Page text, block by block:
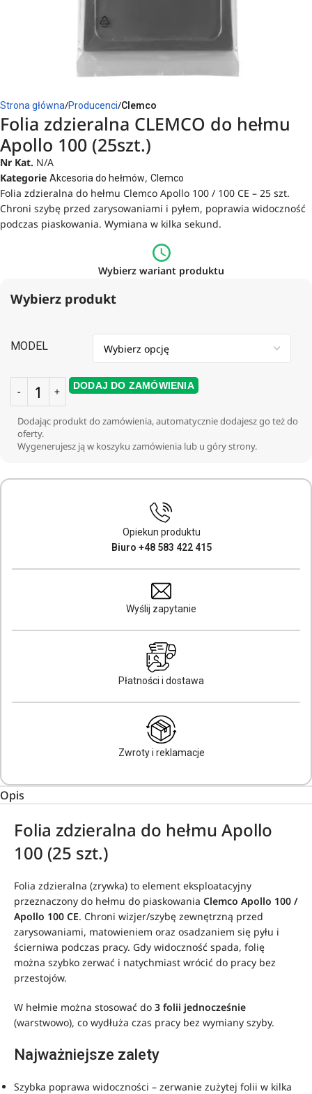
Strona główna Producenci Clemco
Folia zdzieralna CLEMCO do hełmu
Apollo 100 (25szt.)
Nr Kat. N/A
Kategorie Akcesoria do hełmów, Clemco
Folia zdzieralna do hełmu Clemco Apollo 100 / 100 CE – 25 szt.
Chroni szybę przed zarysowaniami i pyłem, poprawia widoczność
podczas piaskowania. Wymiana w kilka sekund.
Wybierz wariant produktu
Wybierz produkt
MODEL
DODAJ DO ZAMÓWIENIA
Dodając produkt do zamówienia, automatycznie dodajesz go też do
oferty.
Wygenerujesz ją w koszyku zamówienia lub u góry strony.
Opiekun produktu
Biuro +48 583 422 415
Wyślij zapytanie
Płatności i dostawa
Zwroty i reklamacje
Opis
Folia zdzieralna do hełmu Apollo
100 (25 szt.)
Folia zdzieralna (zrywka) to element eksploatacyjny
przeznaczony do hełmu do piaskowania Clemco Apollo 100 /
Apollo 100 CE. Chroni wizjer/szybę zewnętrzną przed
zarysowaniami, matowieniem oraz osadzaniem się pyłu i
ścierniwa podczas pracy. Gdy widoczność spada, folię
można szybko zerwać i natychmiast wrócić do pracy bez
przestojów.
W hełmie można stosować do 3 folii jednocześnie
(warstwowo), co wydłuża czas pracy bez wymiany szyby.
Najważniejsze zalety
Szybka poprawa widoczności – zerwanie zużytej folii w kilka